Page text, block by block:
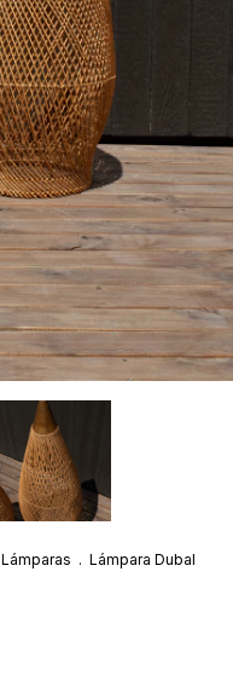
Lámparas . Lámpara Dubal